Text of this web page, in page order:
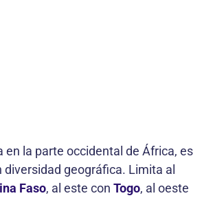
en la parte occidental de África, es
diversidad geográfica. Limita al
Faso, al este con Togo, al oeste